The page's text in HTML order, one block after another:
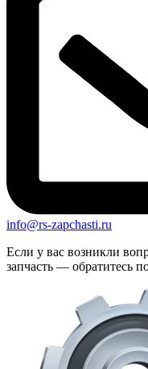
info@rs-zapchasti.ru
Если у вас возникли
запчасть — обратитесь